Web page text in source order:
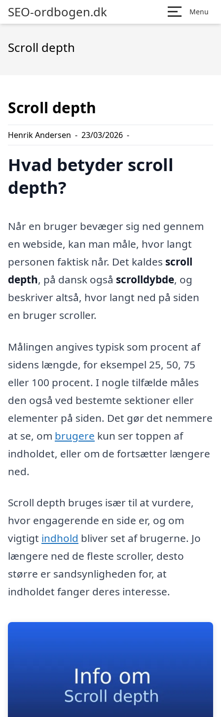
SEO-ordbogen.dk Menu
Scroll depth
Scroll depth
Henrik Andersen - 23/03/2026 -
Hvad betyder scroll
depth?
Når en bruger bevæger sig ned gennem
en webside, kan man måle, hvor langt
personen faktisk når. Det kaldes scroll
depth, på dansk også scrolldybde, og
beskriver altså, hvor langt ned på siden
en bruger scroller.
Målingen angives typisk som procent af
sidens længde, for eksempel 25, 50, 75
eller 100 procent. I nogle tilfælde måles
den også ved bestemte sektioner eller
elementer på siden. Det gør det nemmere
at se, om brugere kun ser toppen af
indholdet, eller om de fortsætter længere
ned.
Scroll depth bruges især til at vurdere,
hvor engagerende en side er, og om
vigtigt indhold bliver set af brugerne. Jo
længere ned de fleste scroller, desto
større er sandsynligheden for, at
indholdet fanger deres interesse.